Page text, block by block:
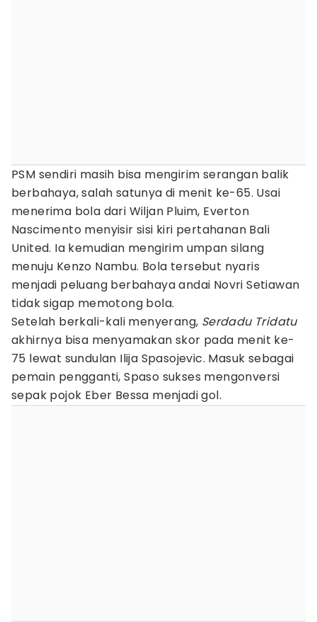
PSM sendiri masih bisa mengirim serangan balik
berbahaya, salah satunya di menit ke-65. Usai
menerima bola dari Wiljan Pluim, Everton
Nascimento menyisir sisi kiri pertahanan Bali
United. Ia kemudian mengirim umpan silang
menuju Kenzo Nambu. Bola tersebut nyaris
menjadi peluang berbahaya andai Novri Setiawan
tidak sigap memotong bola.
Setelah berkali-kali menyerang, Serdadu Tridatu
akhirnya bisa menyamakan skor pada menit ke-
75 lewat sundulan Ilija Spasojevic. Masuk sebagai
pemain pengganti, Spaso sukses mengonversi
sepak pojok Eber Bessa menjadi gol.